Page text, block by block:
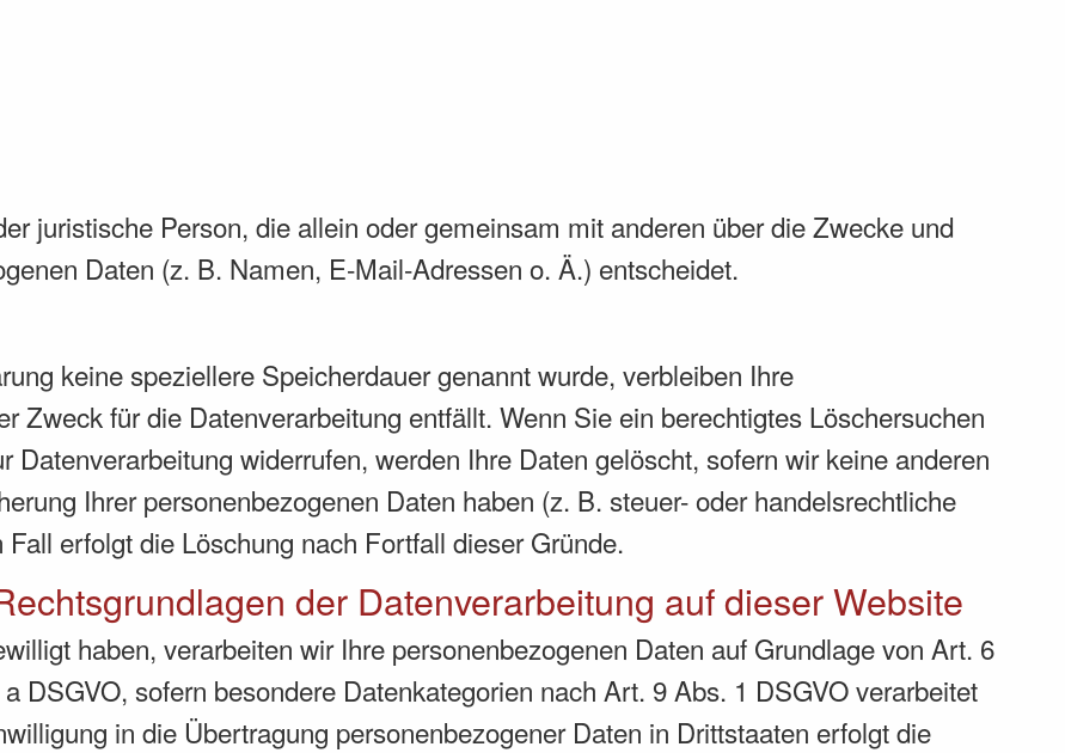
juristische Person, die allein oder gemeinsam mit anderen über die Zwecke und
Daten (z. B. Namen, E-Mail-Adressen o. Ä.) entscheidet.
keine speziellere Speicherdauer genannt wurde, verbleiben Ihre
Zweck für die Datenverarbeitung entfällt. Wenn Sie ein berechtigtes Löschersuchen
widerrufen, werden Ihre Daten gelöscht, sofern wir keine anderen
Ihrer personenbezogenen Daten haben (z. B. steuer- oder handelsrechtliche
erfolgt die Löschung nach Fortfall dieser Gründe.
der Datenverarbeitung auf dieser Website
haben, verarbeiten wir Ihre personenbezogenen Daten auf Grundlage von Art. 6
DSGVO, sofern besondere Datenkategorien nach Art. 9 Abs. 1 DSGVO verarbeitet
in die Übertragung personenbezogener Daten in Drittstaaten erfolgt die